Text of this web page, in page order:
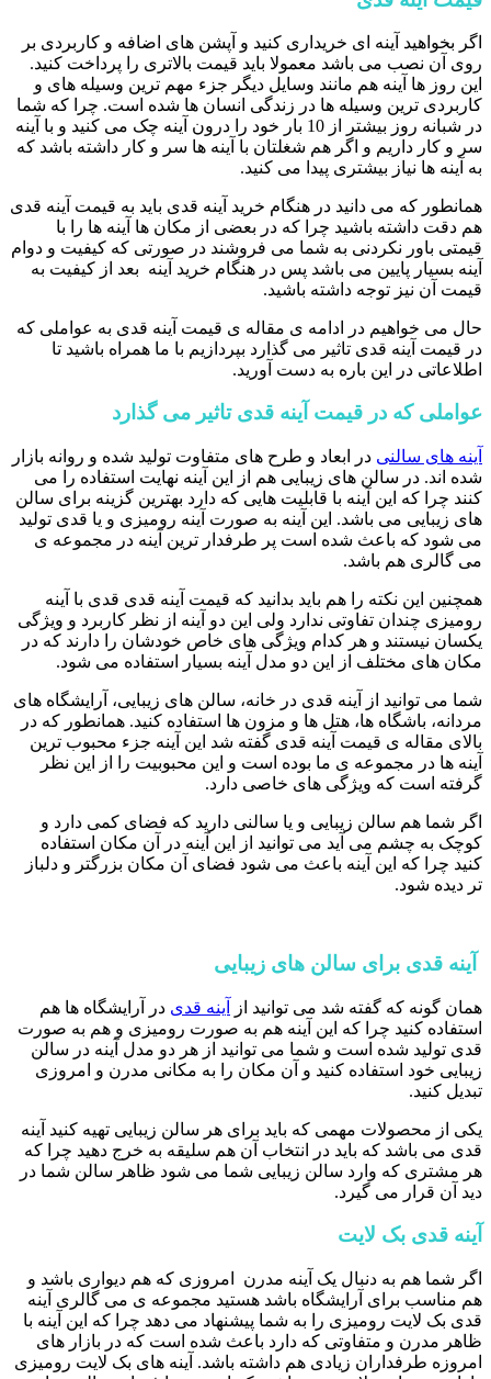
اگر بخواهید آینه ای خریداری کنید و آپشن های اضافه و کاربردی بر
روی آن نصب می باشد معمولا باید قیمت بالاتری را پرداخت کنید.
این روز ها آینه هم مانند وسایل دیگر جزء مهم ترین وسیله های و
کاربردی ترین وسیله ها در زندگی انسان ها شده است. چرا که شما
در شبانه روز بیشتر از 10 بار خود را درون آینه چک می کنید و با آینه
سر و کار داریم و اگر هم شغلتان با آینه ها سر و کار داشته باشد که
به آینه ها نیاز بیشتری پیدا می کنید.
همانطور که می دانید در هنگام خرید آینه قدی باید به قیمت آینه قدی
هم دقت داشته باشید چرا که در بعضی از مکان ها آینه ها را با
قیمتی باور نکردنی به شما می فروشند در صورتی که کیفیت و دوام
آینه بسیار پایین می باشد پس در هنگام خرید آینه بعد از کیفیت به
قیمت آن نیز توجه داشته باشید.
حال می خواهیم در ادامه ی مقاله ی قیمت آینه قدی به عواملی که
در قیمت آینه قدی تاثیر می گذارد بپردازیم با ما همراه باشید تا
اطلاعاتی در این باره به دست آورید.
عواملی که در قیمت آینه قدی تاثیر می گذارد
آینه های سالنی در ابعاد و طرح های متفاوت تولید شده و روانه بازار
شده اند. در سالن های زیبایی هم از این آینه نهایت استفاده را می
کنند چرا که این آینه با قابلیت هایی که دارد بهترین گزینه برای سالن
های زیبایی می باشد. این آینه به صورت آینه رومیزی و یا قدی تولید
می شود که باعث شده است پر طرفدار ترین آینه در مجموعه ی
می گالری هم باشد.
همچنین این نکته را هم باید بدانید که قیمت آینه قدی قدی با آینه
رومیزی چندان تفاوتی ندارد ولی این دو آینه از نظر کاربرد و ویژگی
یکسان نیستند و هر کدام ویژگی های خاص خودشان را دارند که در
مکان های مختلف از این دو مدل آینه بسیار استفاده می شود.
شما می توانید از آینه قدی در خانه، سالن های زیبایی، آرایشگاه های
مردانه، باشگاه ها، هتل ها و مزون ها استفاده کنید. همانطور که در
بالای مقاله ی قیمت آینه قدی گفته شد این آینه جزء محبوب ترین
آینه ها در مجموعه ی ما بوده است و این محبوبیت را از این نظر
گرفته است که ویژگی های خاصی دارد.
اگر شما هم سالن زیبایی و یا سالنی دارید که فضای کمی دارد و
کوچک به چشم می آید می توانید از این آینه در آن مکان استفاده
کنید چرا که این آینه باعث می شود فضای آن مکان بزرگتر و دلباز
تر دیده شود.
آینه قدی برای سالن های زیبایی
همان گونه که گفته شد می توانید از آینه قدی در آرایشگاه ها هم
استفاده کنید چرا که این آینه هم به صورت رومیزی و هم به صورت
قدی تولید شده است و شما می توانید از هر دو مدل آینه در سالن
زیبایی خود استفاده کنید و آن مکان را به مکانی مدرن و امروزی
تبدیل کنید.
یکی از محصولات مهمی که باید برای هر سالن زیبایی تهیه کنید آینه
قدی می باشد که باید در انتخاب آن هم سلیقه به خرج دهید چرا که
هر مشتری که وارد سالن زیبایی شما می شود ظاهر سالن شما در
دید آن قرار می گیرد.
آینه قدی بک لایت
اگر شما هم به دنبال یک آینه مدرن امروزی که هم دیواری باشد و
هم مناسب برای آرایشگاه باشد هستید مجموعه ی می گالری آینه
قدی بک لایت رومیزی را به شما پیشنهاد می دهد چرا که این آینه با
ظاهر مدرن و متفاوتی که دارد باعث شده است که در بازار های
امروزه طرفداران زیادی هم داشته باشد. آینه های بک لایت رومیزی